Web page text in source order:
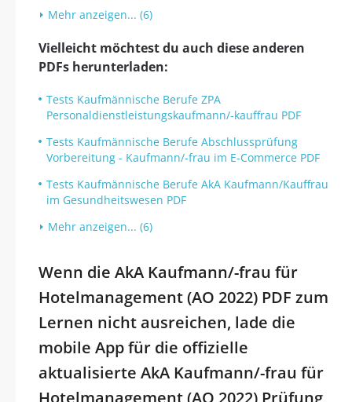
Mehr anzeigen... (6)
Vielleicht möchtest du auch diese anderen
PDFs herunterladen:
Tests Kaufmännische Berufe ZPA
Personaldienstleistungskaufmann/-kauffrau PDF
Tests Kaufmännische Berufe Abschlussprüfung
Vorbereitung - Kaufmann/-frau im E-Commerce PDF
Tests Kaufmännische Berufe AkA Kaufmann/Kauffrau
im Gesundheitswesen PDF
Mehr anzeigen... (6)
Wenn die AkA Kaufmann/-frau für
Hotelmanagement (AO 2022) PDF zum
Lernen nicht ausreichen, lade die
mobile App für die offizielle
aktualisierte AkA Kaufmann/-frau für
Hotelmanagement (AO 2022) Prüfung